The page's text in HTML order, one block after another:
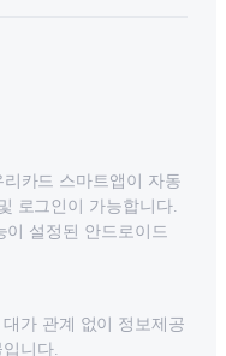
카드 스마트앱이 자동
로그인이 가능합니다.
이 설정된 안드로이드
가 관계 없이 정보제공
니다.